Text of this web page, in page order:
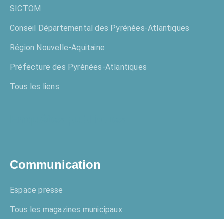
SICTOM
Conseil Départemental des Pyrénées-Atlantiques
Région Nouvelle-Aquitaine
Préfecture des Pyrénées-Atlantiques
Tous les liens
Communication
Espace presse
Tous les magazines municipaux